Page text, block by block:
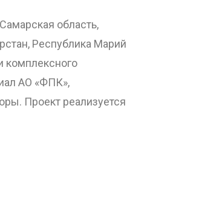
область,
Республика Марий
комплексного
АО «ФПК»,
Проект реализуется